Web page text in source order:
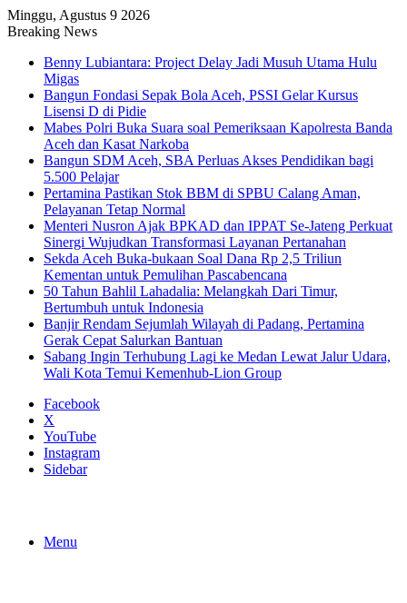
Minggu, Agustus 9 2026
Breaking News
Benny Lubiantara: Project Delay Jadi Musuh Utama Hulu
Migas
Bangun Fondasi Sepak Bola Aceh, PSSI Gelar Kursus
Lisensi D di Pidie
Mabes Polri Buka Suara soal Pemeriksaan Kapolresta Banda
Aceh dan Kasat Narkoba
Bangun SDM Aceh, SBA Perluas Akses Pendidikan bagi
5.500 Pelajar
Pertamina Pastikan Stok BBM di SPBU Calang Aman,
Pelayanan Tetap Normal
Menteri Nusron Ajak BPKAD dan IPPAT Se-Jateng Perkuat
Sinergi Wujudkan Transformasi Layanan Pertanahan
Sekda Aceh Buka-bukaan Soal Dana Rp 2,5 Triliun
Kementan untuk Pemulihan Pascabencana
50 Tahun Bahlil Lahadalia: Melangkah Dari Timur,
Bertumbuh untuk Indonesia
Banjir Rendam Sejumlah Wilayah di Padang, Pertamina
Gerak Cepat Salurkan Bantuan
Sabang Ingin Terhubung Lagi ke Medan Lewat Jalur Udara,
Wali Kota Temui Kemenhub-Lion Group
Facebook
X
YouTube
Instagram
Sidebar
Menu